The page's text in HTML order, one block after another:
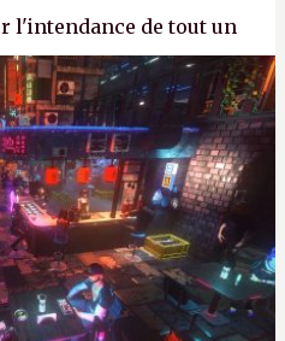
l'intendance de tout un
après avoir uriné sur ses
déféquer dans son